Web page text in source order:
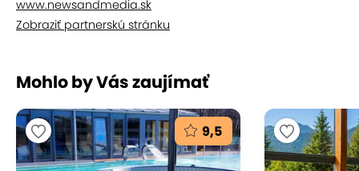
www.newsandmedia.sk
Zobraziť partnerskú stránku
Mohlo by Vás zaujímať
9,5